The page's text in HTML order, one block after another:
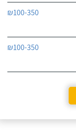
₪100-350
₪100-350